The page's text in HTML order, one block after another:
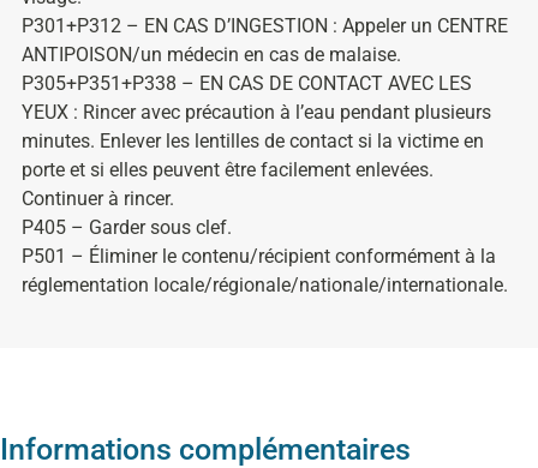
P301+P312 – EN CAS D’INGESTION : Appeler un CENTRE
ANTIPOISON/un médecin en cas de malaise.
P305+P351+P338 – EN CAS DE CONTACT AVEC LES
YEUX : Rincer avec précaution à l’eau pendant plusieurs
minutes. Enlever les lentilles de contact si la victime en
porte et si elles peuvent être facilement enlevées.
Continuer à rincer.
P405 – Garder sous clef.
P501 – Éliminer le contenu/récipient conformément à la
réglementation locale/régionale/nationale/internationale.
Informations complémentaires